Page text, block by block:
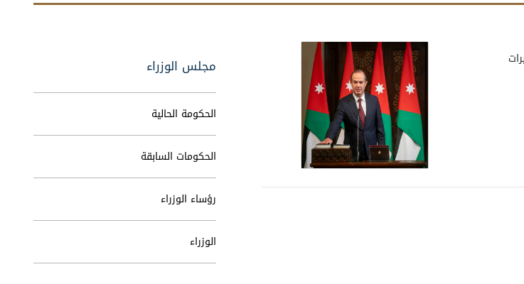
مجلس الوزراء
الحكومة الحالية
الحكومات السابقة
رؤساء الوزراء
الوزراء